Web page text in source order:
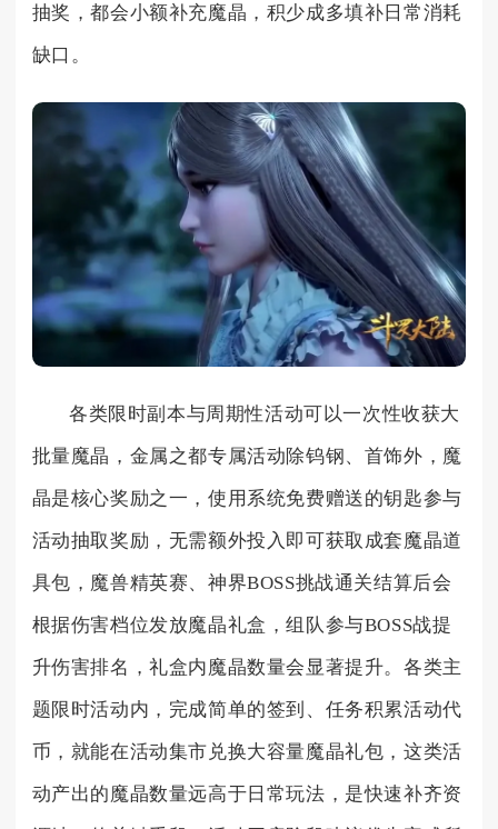
抽奖，都会小额补充魔晶，积少成多填补日常消耗
缺口。
各类限时副本与周期性活动可以一次性收获大
批量魔晶，金属之都专属活动除钨钢、首饰外，魔
晶是核心奖励之一，使用系统免费赠送的钥匙参与
活动抽取奖励，无需额外投入即可获取成套魔晶道
具包，魔兽精英赛、神界BOSS挑战通关结算后会
根据伤害档位发放魔晶礼盒，组队参与BOSS战提
升伤害排名，礼盒内魔晶数量会显著提升。各类主
题限时活动内，完成简单的签到、任务积累活动代
币，就能在活动集市兑换大容量魔晶礼包，这类活
动产出的魔晶数量远高于日常玩法，是快速补齐资